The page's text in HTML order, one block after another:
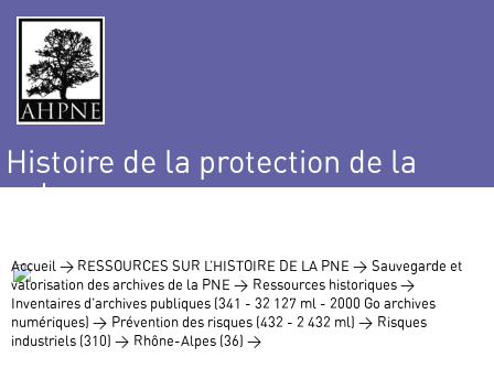
Histoire de la protection de la
nature
Accueil > RESSOURCES SUR L’HISTOIRE DE LA PNE > Sauvegarde et
valorisation des archives de la PNE > Ressources historiques >
Inventaires d’archives publiques (341 - 32 127 ml - 2000 Go archives
numériques) > Prévention des risques (432 - 2 432 ml) > Risques
industriels (310) > Rhône-Alpes (36) >